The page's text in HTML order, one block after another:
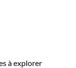
à explorer